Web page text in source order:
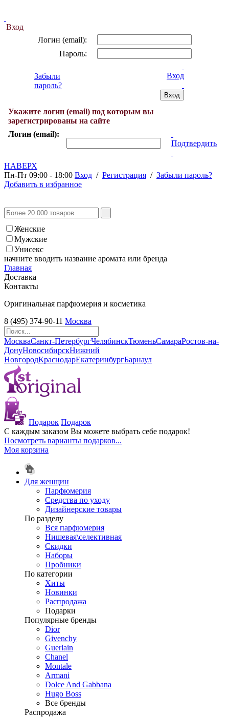
Вход
Логин (email):
Пароль:
Забыли
пароль?
Вход
Укажите логин (email) под которым вы
зарегистрированы на сайте
Логин (email):
Подтвердить
НАВЕРХ
Пн-Пт 09:00 - 18:00 Вход / Регистрация / Забыли пароль?
Добавить в избранное
Женские
Мужские
Унисекс
начните вводить название аромата или бренда
Главная
Доставка
Контакты
Оригинальная парфюмерия и косметика
8 (495) 374-90-11 Москва
МоскваСанкт-ПетербургЧелябинскТюменьСамараРостов-на-
ДонуНовосибирскНижний
НовгородКраснодарЕкатеринбургБарнаул
Подарок Подарок
С каждым заказом Вы можете выбрать себе подарок!
Посмотреть варианты подарков...
Моя корзина
Для женщин
Парфюмерия
Средства по уходу
Дизайнерские товары
По разделу
Вся парфюмерия
Нишевая\селективная
Скидки
Наборы
Пробники
По категории
Хиты
Новинки
Распродажа
Подарки
Популярные бренды
Dior
Givenchy
Guerlain
Chanel
Montale
Armani
Dolce And Gabbana
Hugo Boss
Все бренды
Распродажа